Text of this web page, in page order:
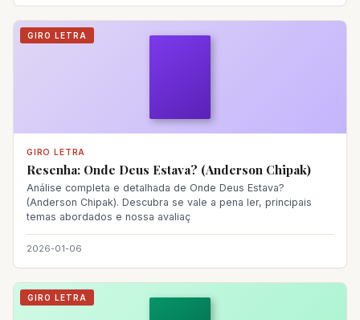
GIRO LETRA
GIRO LETRA
Resenha: Onde Deus Estava? (Anderson Chipak)
Análise completa e detalhada de Onde Deus Estava?
(Anderson Chipak). Descubra se vale a pena ler, principais
temas abordados e nossa avaliaç
2026-01-06
GIRO LETRA